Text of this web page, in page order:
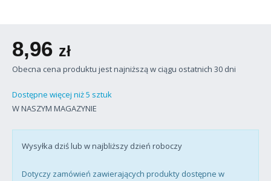
8,96 zł
Obecna cena produktu jest najniższą w ciągu ostatnich 30 dni
Dostępne więcej niż 5 sztuk
W NASZYM MAGAZYNIE
Wysyłka dziś lub w najbliższy dzień roboczy
Dotyczy zamówień zawierających produkty dostępne w